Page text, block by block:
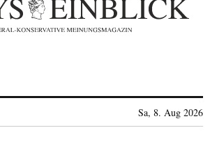
Sa, 8. Aug 2026